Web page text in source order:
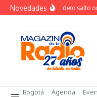
Saltar al contenido
NovedadesEl verdadero salto
Bogotá Agenda